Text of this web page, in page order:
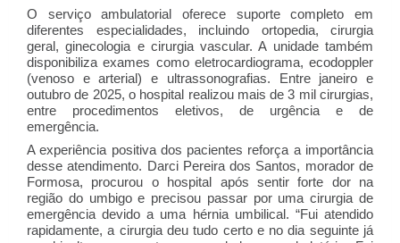
O serviço ambulatorial oferece suporte completo em
diferentes especialidades, incluindo ortopedia, cirurgia
geral, ginecologia e cirurgia vascular. A unidade também
disponibiliza exames como eletrocardiograma, ecodoppler
(venoso e arterial) e ultrassonografias. Entre janeiro e
outubro de 2025, o hospital realizou mais de 3 mil cirurgias,
entre procedimentos eletivos, de urgência e de
emergência.
A experiência positiva dos pacientes reforça a importância
desse atendimento. Darci Pereira dos Santos, morador de
Formosa, procurou o hospital após sentir forte dor na
região do umbigo e precisou passar por uma cirurgia de
emergência devido a uma hérnia umbilical. “Fui atendido
rapidamente, a cirurgia deu tudo certo e no dia seguinte já